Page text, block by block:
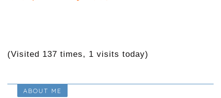
(Visited 137 times, 1 visits today)
ABOUT ME